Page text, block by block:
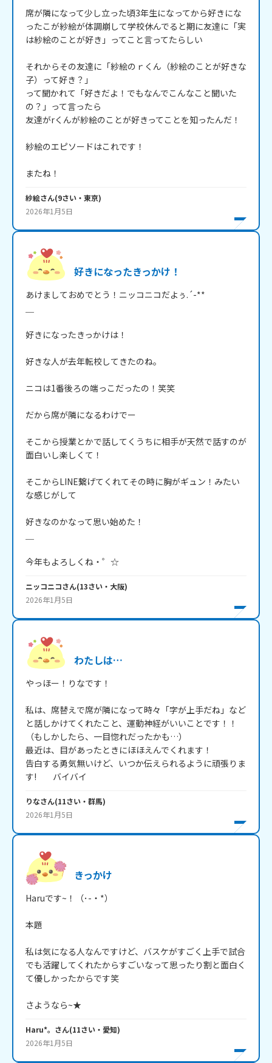
席が隣になって少し立った頃3年生になってから好きにな
ったこが紗絵が体調崩して学校休んでると期に友達に「実
は紗絵のことが好き」ってこと言ってたらしい
それからその友達に「紗絵のｒくん（紗絵のことが好きな
子）って好き？」
って聞かれて「好きだよ！でもなんでこんなこと聞いた
の？」って言ったら
友達がrくんが紗絵のことが好きってことを知ったんだ！
紗絵のエピソードはこれです！
またね！
紗絵さん(9さい・ 東京)
2026年1月5日
好きになったきっかけ！
あけましておめでとう！ニッコニコだよぅ.´-**
好きになったきっかけは！
好きな人が去年転校してきたのね。
ニコは1番後ろの端っこだったの！笑笑
だから席が隣になるわけでー
そこから授業とかで話してくうちに相手が天然で話すのが
面白いし楽しくて！
そこからLINE繋げてくれてその時に胸がギュン！みたい
な感じがして
好きなのかなって思い始めた！
今年もよろしくね・゜☆
ニッコニコさん(13さい・ 大阪)
2026年1月5日
わたしは…
やっほー！りなです！
私は、席替えで席が隣になって時々「字が上手だね」など
と話しかけてくれたこと、運動神経がいいことです！！
（もしかしたら、一目惚れだったかも…）
最近は、目があったときにほほえんでくれます！
告白する勇気無いけど、いつか伝えられるように頑張りま
す!         バイバイ
りなさん(11さい・ 群馬)
2026年1月5日
きっかけ
Haruです~！（･-・*）
本題
私は気になる人なんですけど、バスケがすごく上手で試合
でも活躍してくれたからすごいなって思ったり割と面白く
て優しかったからです笑
さようなら~★
Haru*。 さん(11さい・ 愛知)
2026年1月5日